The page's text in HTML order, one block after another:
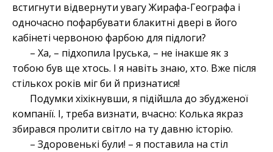
встигнути відвернути увагу Жирафа-Географа і
одночасно пофарбувати блакитні двері в його
кабінеті червоною фарбою для підлоги?
– Ха, – підхопила Іруська, – не інакше як з
тобою був ще хтось. І я навіть знаю, хто. Вже після
стількох років міг би й признатися!
Подумки хіхікнувши, я підійшла до збудженої
компанії. І, треба визнати, вчасно: Колька якраз
збирався пролити світло на ту давню історію.
– Здоровенькі були! – я поставила на стіл